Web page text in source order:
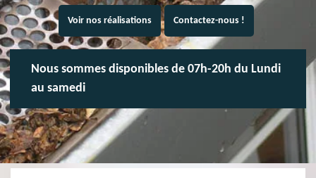
Voir nos réalisations Contactez-nous !
Nous sommes disponibles de 07h-20h du Lundi
au samedi